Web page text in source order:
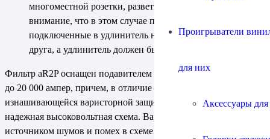
Проигрыватели
для них
Аксессуары
многоместной розетки, разветвителя (обратите
внимание, что в этом случае потребители,
подключенные в удлинитель не изолированы друг от
друга, а удлинитель должен быть без сетевого фильтра).
Фильтр aR2P оснащен подавителем импульсных скачков тока
до 20 000 ампер, причем, в отличие от быстро
изнашивающейся варисторной защиты, используется
надежная высоковольтная схема. Варисторы также являются
источником шумов и помех в схеме электропитания, наша